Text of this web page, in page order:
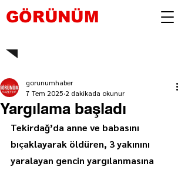
GÖRÜNÜM
Yargılama başladı
gorunumhaber
7 Tem 2025 2 dakikada okunur
Tekirdağ’da anne ve babasını
bıçaklayarak öldüren, 3 yakınını
yaralayan gencin yargılanmasına